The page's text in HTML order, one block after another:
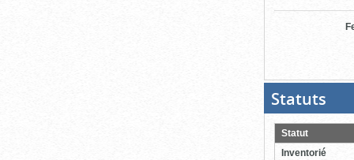
Statuts
pour
Statut
Inventorié